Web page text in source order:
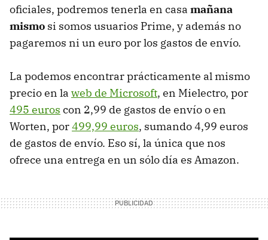
oficiales, podremos tenerla en casa mañana
mismo si somos usuarios Prime, y además no
pagaremos ni un euro por los gastos de envío.
La podemos encontrar prácticamente al mismo
precio en la web de Microsoft, en Mielectro, por
495 euros con 2,99 de gastos de envío o en
Worten, por499,99 euros, sumando 4,99 euros
de gastos de envío. Eso sí, la única que nos
ofrece una entrega en un sólo día es Amazon.